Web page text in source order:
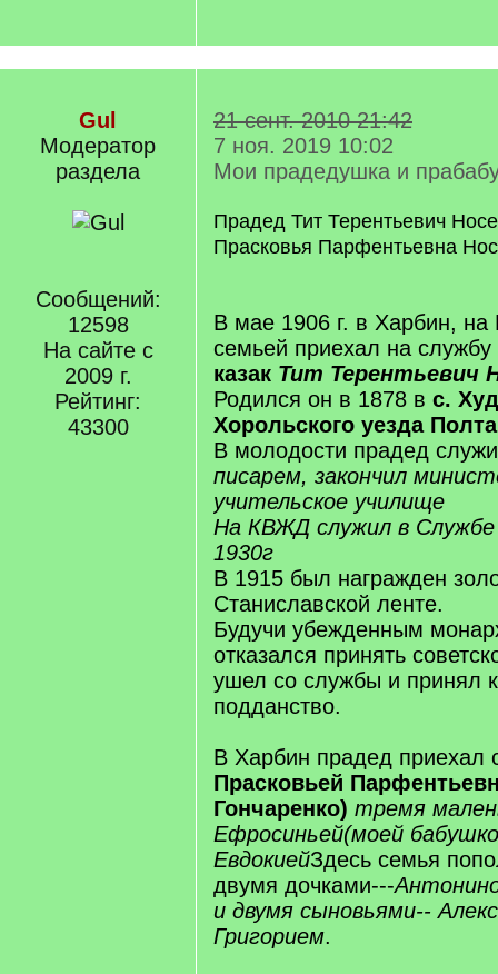
Gul
Модератор
раздела
Сообщений:
12598
На сайте с
2009 г.
Рейтинг:
43300
21 сент. 2010 21:42
7 ноя. 2019 10:02
Мои прадедушка и
Прадед Тит Терентьевич
Прасковья Парфентьевна
В мае 1906 г. в Харбин,
семьей приехал на
казак Тит Терентьевич
Родился он в 1878 в с.
Хорольского уезда
В молодости прадед
писарем, закончил
учительское училище
На КВЖД служил в Службе
1930г
В 1915 был награжден
Станиславской ленте.
Будучи убежденным
отказался принять
ушел со службы и принял
подданство.
В Харбин прадед приехал
Прасковьей
Гончаренко) тремя
Ефросиньей(моей
ЕвдокиейЗдесь семья
двумя дочками---
и двумя сыновьями--
Григорием.